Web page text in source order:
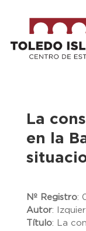
La
en la
Nº Registro:
Autor:
Título: La